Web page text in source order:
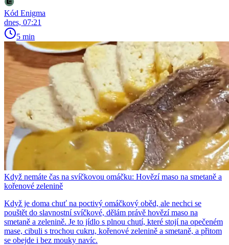
Kód Enigma
dnes, 07:21
5 min
Když nemáte čas na svíčkovou omáčku: Hovězí maso na smetaně a
kořenové zelenině
Když je doma chuť na poctivý omáčkový oběd, ale nechci se
pouštět do slavnostní svíčkové, dělám právě hovězí maso na
smetaně a zelenině. Je to jídlo s plnou chutí, které stojí na opečeném
mase, cibuli s trochou cukru, kořenové zelenině a smetaně, a přitom
se obejde i bez mouky navíc.